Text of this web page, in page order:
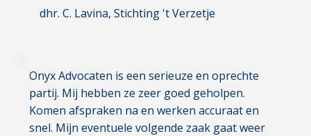
dhr. C. Lavina, Stichting 't Verzetje
Onyx Advocaten is een serieuze en oprechte
partij. Mij hebben ze zeer goed geholpen.
Komen afspraken na en werken accuraat en
snel. Mijn eventuele volgende zaak gaat weer